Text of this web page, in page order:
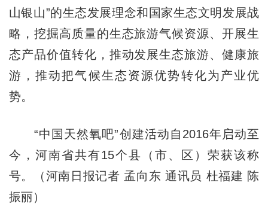
山银山”的生态发展理念和国家生态文明发展战
略，挖掘高质量的生态旅游气候资源、开展生
态产品价值转化，推动发展生态旅游、健康旅
游，推动把气候生态资源优势转化为产业优
势。
“中国天然氧吧”创建活动自2016年启动至
今，河南省共有15个县（市、区）荣获该称
号。（河南日报记者 孟向东 通讯员 杜福建 陈
振丽）